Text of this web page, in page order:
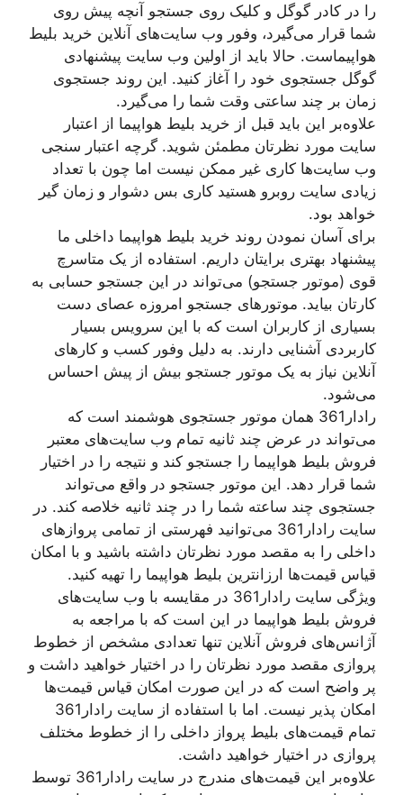
را در کادر گوگل و کلیک روی جستجو آنچه پیش روی
شما قرار می‌گیرد، وفور وب سایت‌های آنلاین خرید بلیط
هواپیماست. حالا باید از اولین وب سایت پیشنهادی
گوگل جستجوی خود را آغاز کنید. این روند جستجوی
زمان بر چند ساعتی وقت شما را می‌گیرد.
علاوه‌بر این باید قبل از خرید بلیط هواپیما از اعتبار
سایت مورد نظرتان مطمئن شوید. گرچه اعتبار سنجی
وب سایت‌ها کاری غیر ممکن نیست اما چون با تعداد
زیادی سایت روبرو هستید کاری بس دشوار و زمان گیر
خواهد بود.
برای آسان نمودن روند خرید بلیط هواپیما داخلی ما
پیشنهاد بهتری برایتان داریم. استفاده از یک متاسرچ
قوی (موتور جستجو) می‌تواند در این جستجو حسابی به
کارتان بیاید. موتورهای جستجو امروزه عصای دست
بسیاری از کاربران است که با این سرویس بسیار
کاربردی آشنایی دارند. به دلیل وفور کسب و کارهای
آنلاین نیاز به یک موتور جستجو بیش از پیش احساس
می‌شود.
رادار361 همان موتور جستجوی هوشمند است که
می‌تواند در عرض چند ثانیه تمام وب ‌سایت‌های معتبر
فروش بلیط هواپیما را جستجو کند و نتیجه را در اختیار
شما قرار دهد. این موتور جستجو در واقع می‌تواند
جستجوی چند ساعته شما را در چند ثانیه خلاصه کند. در
سایت رادار361 می‌توانید فهرستی از تمامی پروازهای
داخلی را به مقصد مورد نظرتان داشته باشید و با امکان
قیاس قیمت‌ها ارزانترین بلیط هواپیما را تهیه کنید.
ویژگی سایت رادار361 در مقایسه با وب سایت‌های
فروش بلیط هواپیما در این است که با مراجعه به
آژانس‌های فروش آنلاین تنها تعدادی مشخص از خطوط
پروازی مقصد مورد نظرتان را در اختیار خواهید داشت و
پر واضح است که در این صورت امکان قیاس قیمت‌ها
امکان پذیر نیست. اما با استفاده از سایت رادار361
تمام قیمت‌های بلیط پرواز داخلی را از خطوط مختلف
پروازی در اختیار خواهید داشت.
علاوه‌بر این قیمت‌های مندرج در سایت رادار361 توسط